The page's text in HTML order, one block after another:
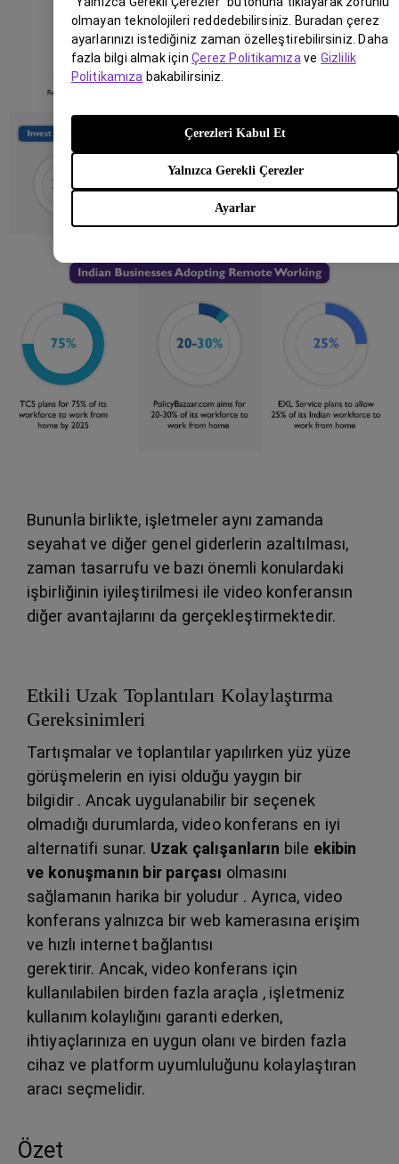
olmayan teknolojileri reddedebilirsiniz. Buradan çerez
ayarlarınızı istediğiniz zaman özelleştirebilirsiniz. Daha
fazla bilgi almak içinÇerez Politikamıza veGizlilik
Politikamıza bakabilirsiniz.
Ayarlar
Yalnızca Gerekli Çerezler
Çerezleri Kabul Et
Bununla birlikte, işletmeler aynı zamanda
seyahat ve diğer genel giderlerin azaltılması,
zaman tasarrufu ve bazı önemli konulardaki
işbirliğinin iyileştirilmesi ile video konferansın
diğer avantajlarını da gerçekleştirmektedir.
Etkili Uzak Toplantıları Kolaylaştırma
Gereksinimleri
Tartışmalar ve toplantılar yapılırken yüz yüze
görüşmelerin en iyisi olduğu yaygın bir
bilgidir . Ancak uygulanabilir bir seçenek
olmadığı durumlarda, video konferans en iyi
alternatifi sunar. Uzak çalışanların bile ekibin
ve konuşmanın bir parçası olmasını
sağlamanın harika bir yoludur . Ayrıca, video
konferans yalnızca bir web kamerasına erişim
ve hızlı internet bağlantısı
gerektirir. Ancak, video konferans için
kullanılabilen birden fazla araçla , işletmeniz
kullanım kolaylığını garanti ederken,
ihtiyaçlarınıza en uygun olanı ve birden fazla
cihaz ve platform uyumluluğunu kolaylaştıran
aracı seçmelidir.
Özet